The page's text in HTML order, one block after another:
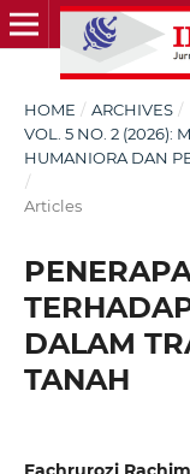
HOME / ARCHIVES /
VOL. 5 NO. 2 (2026):
HUMANIORA DAN
/
Articles
DALAM
TANAH